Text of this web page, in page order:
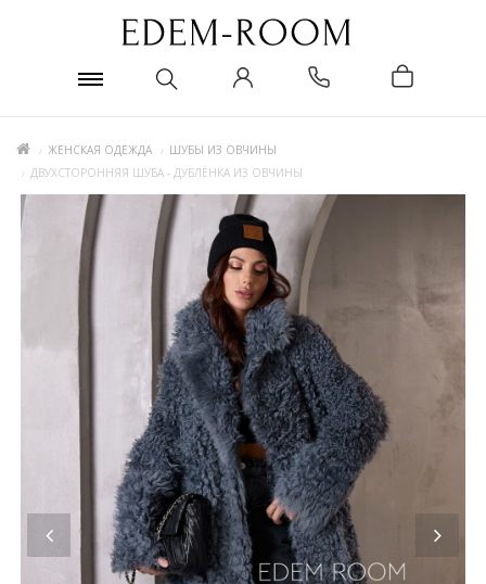
ЖЕНСКАЯ ОДЕЖДА
ШУБЫ ИЗ ОВЧИНЫ
ДВУХСТОРОННЯЯ ШУБА - ДУБЛЁНКА ИЗ ОВЧИНЫ